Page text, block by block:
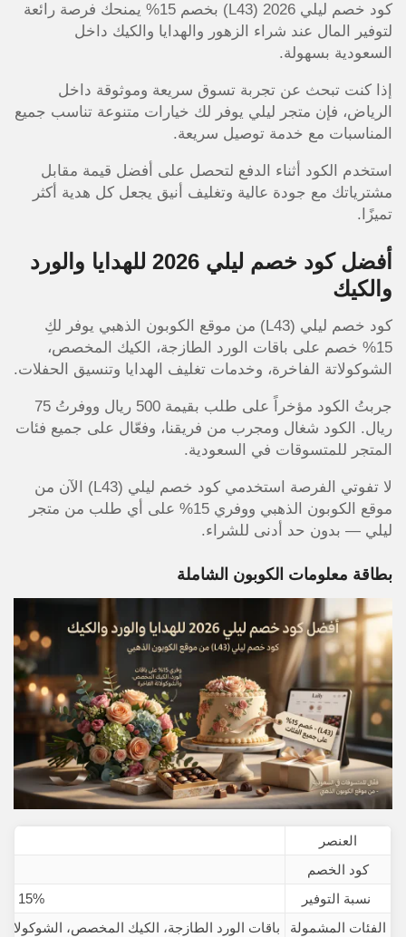
كود خصم ليلي 2026 (L43) بخصم 15% يمنحك فرصة رائعة
لتوفير المال عند شراء الزهور والهدايا والكيك داخل
السعودية بسهولة.
إذا كنت تبحث عن تجربة تسوق سريعة وموثوقة داخل
الرياض، فإن متجر ليلي يوفر لك خيارات متنوعة تناسب جميع
المناسبات مع خدمة توصيل سريعة.
استخدم الكود أثناء الدفع لتحصل على أفضل قيمة مقابل
مشترياتك مع جودة عالية وتغليف أنيق يجعل كل هدية أكثر
تميزًا.
أفضل كود خصم ليلي 2026 للهدايا والورد
والكيك
كود خصم ليلي (L43) من موقع الكوبون الذهبي يوفر لكِ
15% خصم على باقات الورد الطازجة، الكيك المخصص،
الشوكولاتة الفاخرة، وخدمات تغليف الهدايا وتنسيق الحفلات.
جربتُ الكود مؤخراً على طلب بقيمة 500 ريال ووفرتُ 75
ريال. الكود شغال ومجرب من فريقنا، وفعّال على جميع فئات
المتجر للمتسوقات في السعودية.
لا تفوتي الفرصة استخدمي كود خصم ليلي (L43) الآن من
موقع الكوبون الذهبي ووفري 15% على أي طلب من متجر
ليلي — بدون حد أدنى للشراء.
بطاقة معلومات الكوبون الشاملة
العنصر
كود الخصم
نسبة التوفير
15% على جميع المشتريات
الفئات المشمولة
باقات الورد الطازجة، الكيك المخصص، الشوكولاتة